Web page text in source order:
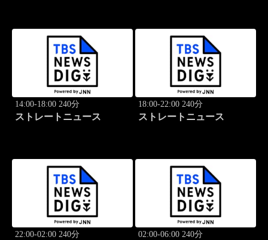
14:00-18:00 240分
ストレートニュース
18:00-22:00 240分
ストレートニュース
22:00-02:00 240分 02:00-06:00 240分